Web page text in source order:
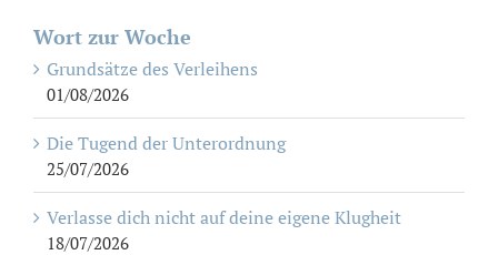
Wort zur Woche
Grundsätze des Verleihens
01/08/2026
Die Tugend der Unterordnung
25/07/2026
Verlasse dich nicht auf deine eigene Klugheit
18/07/2026